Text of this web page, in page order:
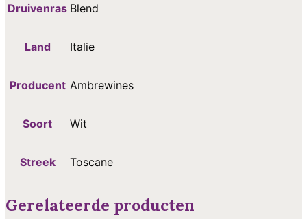
Druivenras Blend
Land Italie
Producent Ambrewines
Soort Wit
Streek Toscane
Gerelateerde producten